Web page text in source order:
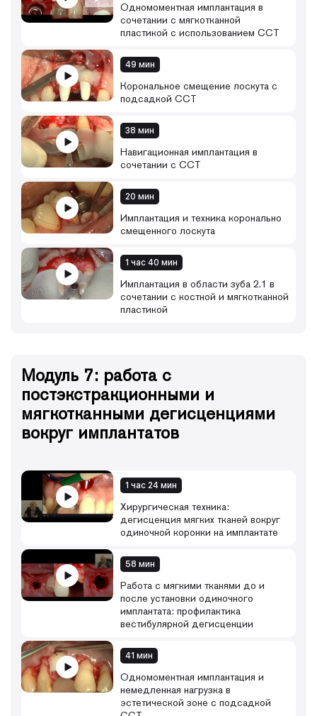
Одномоментная имплантация в
сочетании с мягкотканной
пластикой с использованием ССТ
49 мин
Корональное смещение лоскута с
подсадкой ССТ
38 мин
Навигационная имплантация в
сочетании с ССТ
20 мин
Имплантация и техника коронально
смещенного лоскута
1 час 40 мин
Имплантация в области зуба 2.1 в
сочетании с костной и мягкотканной
пластикой
Модуль 7: работа с
постэкстракционными и
мягкотканными дегисценциями
вокруг имплантатов
1 час 24 мин
Хирургическая техника:
дегисценция мягких тканей вокруг
одиночной коронки на имплантате
58 мин
Работа с мягкими тканями до и
после установки одиночного
имплантата: профилактика
вестибулярной дегисценции
41 мин
Одномоментная имплантация и
немедленная нагрузка в
эстетической зоне с подсадкой